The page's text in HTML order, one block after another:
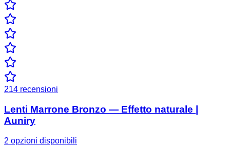
214 recensioni
Lenti Marrone Bronzo — Effetto naturale |
Auniry
2 opzioni disponibili